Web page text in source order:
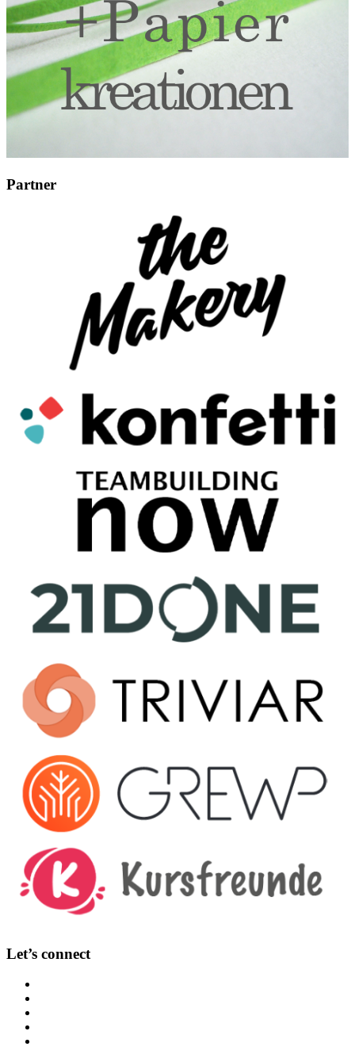
Partner
Let’s connect